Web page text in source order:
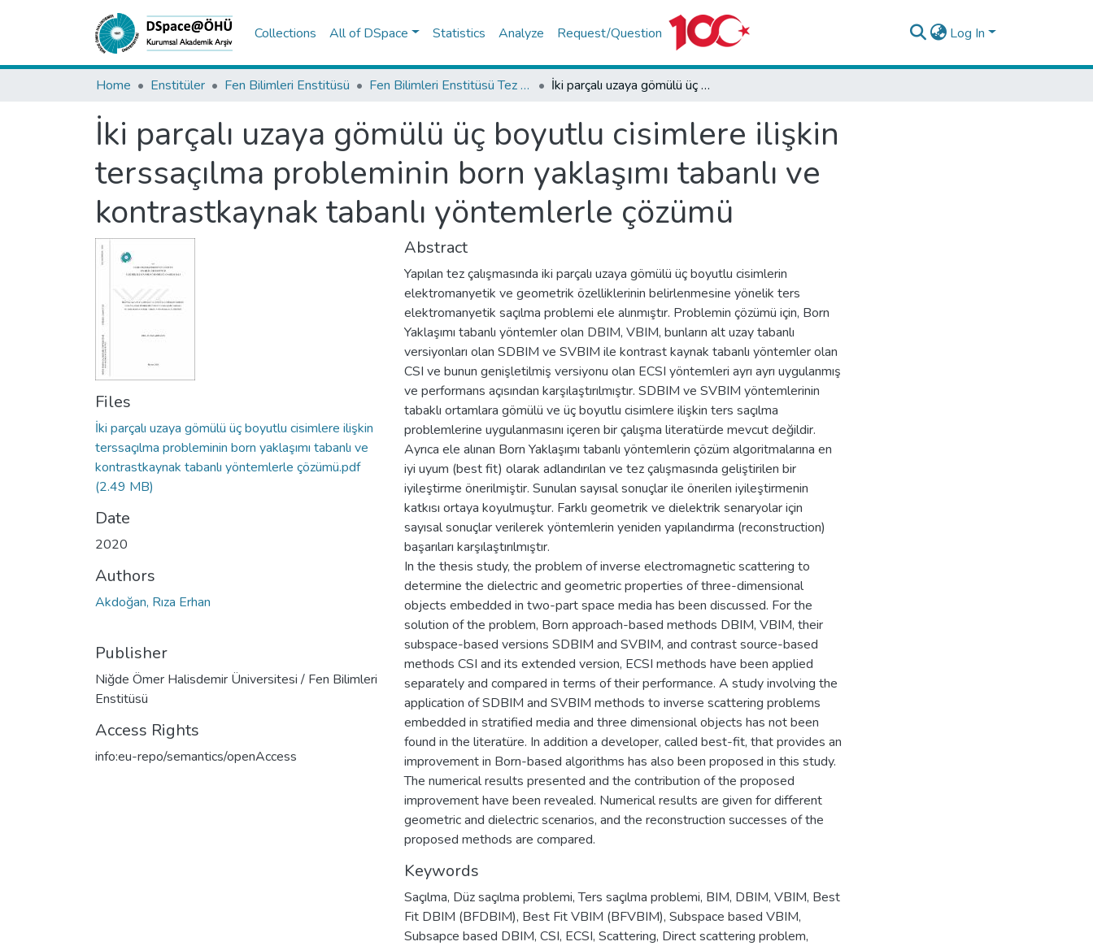
Collections All of DSpace Statistics Analyze Request/Question Log In
Home Enstitüler Fen Bilimleri Enstitüsü Fen Bilimleri Enstitüsü Tez Koleksiyonu İki parçalı uzaya gömülü üç boyutlu cisimlere ilişkin terssaçılma probleminin born yaklaşımı tabanlı ve kontrastkaynak tabanlı yöntemlerle çözümü
İki parçalı uzaya gömülü üç boyutlu cisimlere ilişkin
terssaçılma probleminin born yaklaşımı tabanlı ve
kontrastkaynak tabanlı yöntemlerle çözümü
Files
İki parçalı uzaya gömülü üç boyutlu cisimlere ilişkin
terssaçılma probleminin born yaklaşımı tabanlı ve
kontrastkaynak tabanlı yöntemlerle çözümü.pdf
(2.49 MB)
Date
2020
Authors
Akdoğan, Rıza Erhan
Publisher
Niğde Ömer Halisdemir Üniversitesi / Fen Bilimleri
Enstitüsü
Access Rights
info:eu-repo/semantics/openAccess
Abstract
Yapılan tez çalışmasında iki parçalı uzaya gömülü üç boyutlu cisimlerin
elektromanyetik ve geometrik özelliklerinin belirlenmesine yönelik ters
elektromanyetik saçılma problemi ele alınmıştır. Problemin çözümü için, Born
Yaklaşımı tabanlı yöntemler olan DBIM, VBIM, bunların alt uzay tabanlı
versiyonları olan SDBIM ve SVBIM ile kontrast kaynak tabanlı yöntemler olan
CSI ve bunun genişletilmiş versiyonu olan ECSI yöntemleri ayrı ayrı uygulanmış
ve performans açısından karşılaştırılmıştır. SDBIM ve SVBIM yöntemlerinin
tabaklı ortamlara gömülü ve üç boyutlu cisimlere ilişkin ters saçılma
problemlerine uygulanmasını içeren bir çalışma literatürde mevcut değildir.
Ayrıca ele alınan Born Yaklaşımı tabanlı yöntemlerin çözüm algoritmalarına en
iyi uyum (best fit) olarak adlandırılan ve tez çalışmasında geliştirilen bir
iyileştirme önerilmiştir. Sunulan sayısal sonuçlar ile önerilen iyileştirmenin
katkısı ortaya koyulmuştur. Farklı geometrik ve dielektrik senaryolar için
sayısal sonuçlar verilerek yöntemlerin yeniden yapılandırma (reconstruction)
başarıları karşılaştırılmıştır.
In the thesis study, the problem of inverse electromagnetic scattering to
determine the dielectric and geometric properties of three-dimensional
objects embedded in two-part space media has been discussed. For the
solution of the problem, Born approach-based methods DBIM, VBIM, their
subspace-based versions SDBIM and SVBIM, and contrast source-based
methods CSI and its extended version, ECSI methods have been applied
separately and compared in terms of their performance. A study involving the
application of SDBIM and SVBIM methods to inverse scattering problems
embedded in stratified media and three dimensional objects has not been
found in the literatüre. In addition a developer, called best-fit, that provides an
improvement in Born-based algorithms has also been proposed in this study.
The numerical results presented and the contribution of the proposed
improvement have been revealed. Numerical results are given for different
geometric and dielectric scenarios, and the reconstruction successes of the
proposed methods are compared.
Keywords
Saçılma, Düz saçılma problemi,Ters saçılma problemi, BIM, DBIM, VBIM, Best
Fit DBIM (BFDBIM), Best Fit VBIM (BFVBIM), Subspace based VBIM,
Subsapce based DBIM, CSI, ECSI, Scattering, Direct scattering problem,